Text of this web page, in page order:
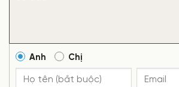
Anh Chị